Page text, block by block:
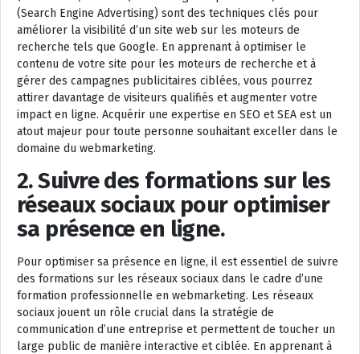
(Search Engine Advertising) sont des techniques clés pour
améliorer la visibilité d’un site web sur les moteurs de
recherche tels que Google. En apprenant à optimiser le
contenu de votre site pour les moteurs de recherche et à
gérer des campagnes publicitaires ciblées, vous pourrez
attirer davantage de visiteurs qualifiés et augmenter votre
impact en ligne. Acquérir une expertise en SEO et SEA est un
atout majeur pour toute personne souhaitant exceller dans le
domaine du webmarketing.
2. Suivre des formations sur les
réseaux sociaux pour optimiser
sa présence en ligne.
Pour optimiser sa présence en ligne, il est essentiel de suivre
des formations sur les réseaux sociaux dans le cadre d’une
formation professionnelle en webmarketing. Les réseaux
sociaux jouent un rôle crucial dans la stratégie de
communication d’une entreprise et permettent de toucher un
large public de manière interactive et ciblée. En apprenant à